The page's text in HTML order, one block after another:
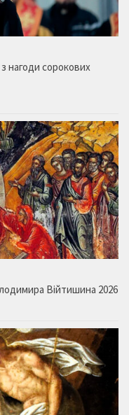
нагоди сорокових
Війтишина 2026